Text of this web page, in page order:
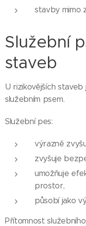
stavby mimo
Služební
staveb
U rizikovějších
služebním psem.
Služební pes:
výrazně
zvyšuje
umožňuje
prostor,
působí jako
Přítomnost